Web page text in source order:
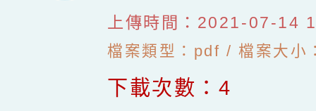
上傳時間：2021-07-14
檔案類型：pdf / 檔案大小
下載次數：4